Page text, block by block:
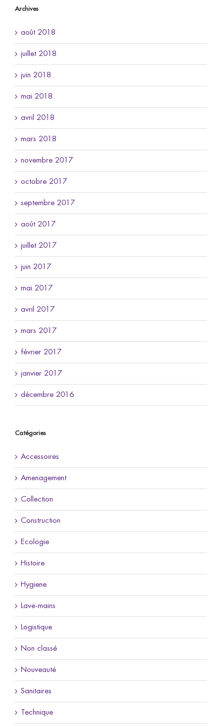
Archives
août 2018
juillet 2018
juin 2018
mai 2018
avril 2018
mars 2018
novembre 2017
octobre 2017
septembre 2017
août 2017
juillet 2017
juin 2017
mai 2017
avril 2017
mars 2017
février 2017
janvier 2017
décembre 2016
Catégories
Accessoires
Amenagement
Collection
Construction
Ecologie
Histoire
Hygiene
Lave-mains
Logistique
Non classé
Nouveauté
Sanitaires
Technique